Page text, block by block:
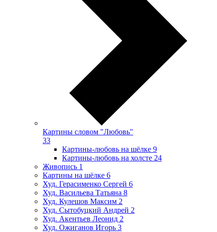
Картины словом "Любовь"
33
Картины-любовь на шёлке 9
Картины-любовь на холсте 24
Живопись 1
Картины на шёлке 6
Худ. Герасименко Сергей 6
Худ. Васильева Татьяна 8
Худ. Кулешов Максим 2
Худ. Сытобуцкий Андрей 2
Худ. Акентьев Леонид 2
Худ. Ожиганов Игорь 3